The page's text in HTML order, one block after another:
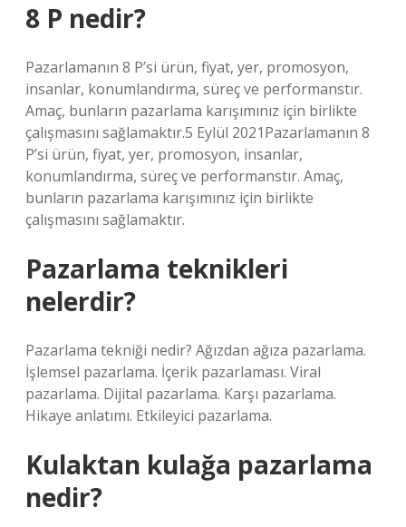
8 P nedir?
Pazarlamanın 8 P’si ürün, fiyat, yer, promosyon,
insanlar, konumlandırma, süreç ve performanstır.
Amaç, bunların pazarlama karışımınız için birlikte
çalışmasını sağlamaktır.5 Eylül 2021Pazarlamanın 8
P’si ürün, fiyat, yer, promosyon, insanlar,
konumlandırma, süreç ve performanstır. Amaç,
bunların pazarlama karışımınız için birlikte
çalışmasını sağlamaktır.
Pazarlama teknikleri
nelerdir?
Pazarlama tekniği nedir? Ağızdan ağıza pazarlama.
İşlemsel pazarlama. İçerik pazarlaması. Viral
pazarlama. Dijital pazarlama. Karşı pazarlama.
Hikaye anlatımı. Etkileyici pazarlama.
Kulaktan kulağa pazarlama
nedir?